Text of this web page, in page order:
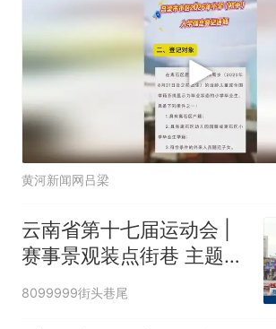
黄河新闻网吕梁
云南省第十七届运动会 |
赛事景观装点街巷 主题道
旗氛围浓厚
8099999街头巷尾